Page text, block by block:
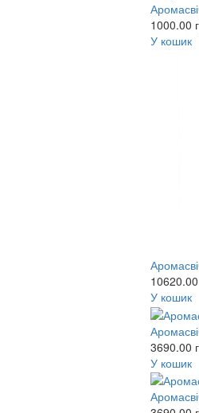
1000.00
У кошик
10620.00
У кошик
3690.00
У кошик